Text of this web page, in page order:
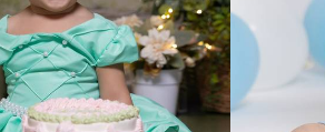
179 0